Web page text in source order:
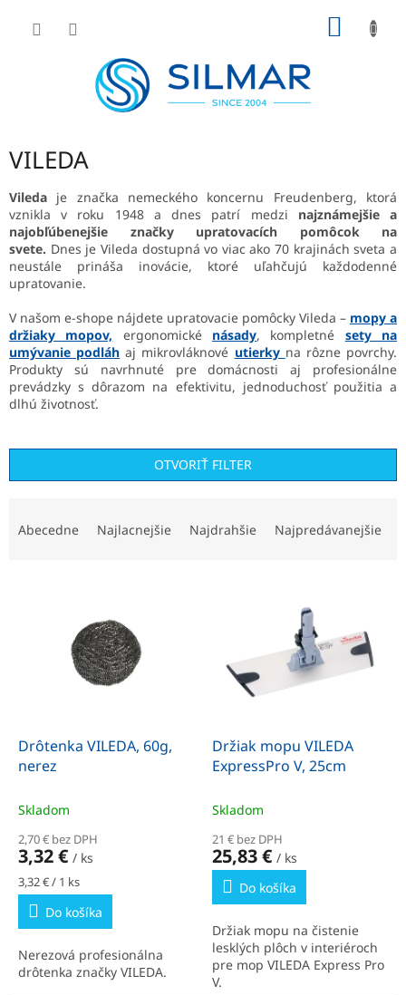
VILEDA
Vileda je značka nemeckého koncernu
Freudenberg, ktorá
vznikla v roku 1948 a dnes patrí medzi najznámejšie a
najobľúbenejšie značky upratovacích pomôcok na
svete. Dnes je Vileda dostupná vo viac ako 70 krajinách sveta a
neustále prináša inovácie, ktoré uľahčujú každodenné
upratovanie.
V našom e-shope nájdete upratovacie pomôcky Vileda – mopy a
držiaky mopov, ergonomické násady, kompletné sety na
umývanie podláh aj mikrovláknové utierky na rôzne povrchy.
Produkty sú navrhnuté pre domácnosti aj profesionálne
prevádzky s dôrazom na efektivitu, jednoduchosť použitia a
dlhú životnosť.
OTVORIŤ FILTER
Abecedne Najlacnejšie Najdrahšie Najpredávanejšie
Drôtenka VILEDA, 60g,
nerez
Skladom
2,70 € bez DPH
3,32 € / ks
Jednotková
cena:
3,32 € / 1 ks
Do košíka
Nerezová profesionálna
drôtenka značky VILEDA.
Držiak mopu VILEDA
ExpressPro V, 25cm
Skladom
21 € bez DPH
25,83 € / ks
Do košíka
Držiak mopu na čistenie
lesklých plôch v interiéroch
pre mop VILEDA Express Pro
V.